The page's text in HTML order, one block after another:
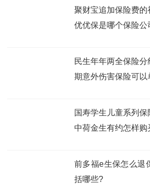
聚财宝追加保险费的
优优保是哪个保险公
民生年年两全保险
期意外伤害保险可以
国寿学生儿童系列保
中荷金生有约怎样购
前多福e生保怎么退
括哪些?